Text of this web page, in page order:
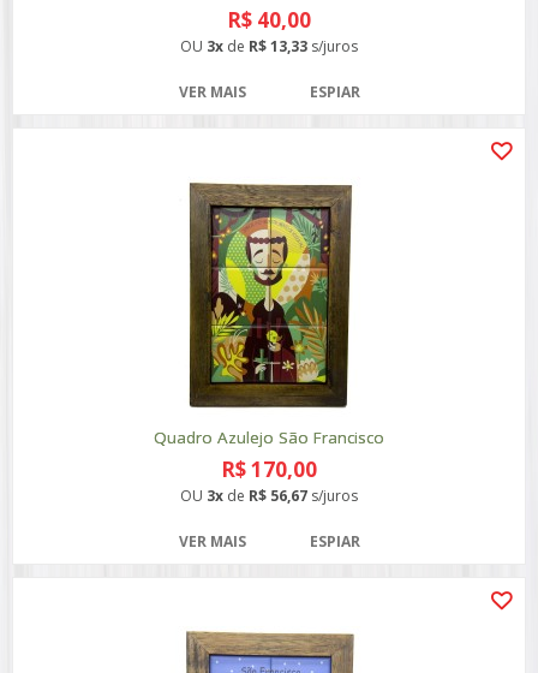
R$ 40,00
OU 3x de R$ 13,33 s/juros
VER MAIS ESPIAR
Quadro Azulejo São Francisco
R$ 170,00
OU 3x de R$ 56,67 s/juros
VER MAIS ESPIAR